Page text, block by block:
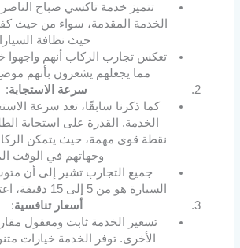
تتميز خدمة تاكسي صباح
الخدمة المقدمة، سواء من حيث
حيث نظافة
تعكس تجارب الركاب أنهم واجهوا
مما يجعلهم يشعرون بأنهم
سرعة الاستجابة:
كما ذكرنا سابقًا، تعد سرعة
الخدمة. القدرة على استجابة
نقطة قوى مهمة، حيث يتمكن
وجهاتهم في الوقت
جميع التجارب تشير إلى أن
السيارة هو من 5 إلى 15 دقيقة، اعتمادًا على الازدحام.
أسعار تنافسية:
تسعير الخدمة ثابت ومعقول
الأخرى. توفر الخدمة خيارات